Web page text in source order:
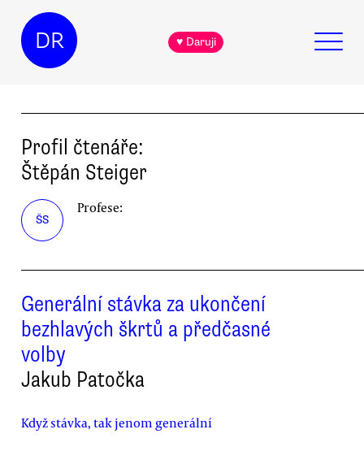
DR ♥ Daruji
Profil čtenáře:
Štěpán Steiger
ŠS
Profese:
Generální stávka za ukončení
bezhlavých škrtů a předčasné
volby
Jakub Patočka
Když stávka, tak jenom generální